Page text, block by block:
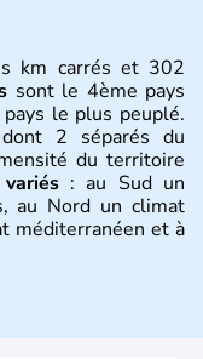
km carrés et 302
sont le 4ème pays
le plus peuplé.
2 séparés du
du territoire
: au Sud un
au Nord un climat
méditerranéen et à